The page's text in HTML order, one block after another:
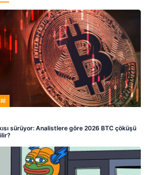
sürüyor: Analistlere göre 2026 BTC çöküşü